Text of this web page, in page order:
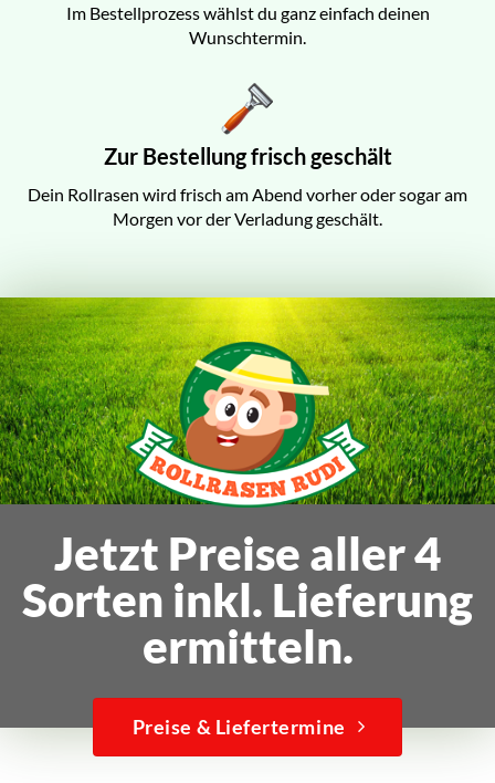
Im Bestellprozess wählst du ganz einfach deinen
Wunschtermin.
Zur Bestellung frisch geschält
Dein Rollrasen wird frisch am Abend vorher oder sogar am
Morgen vor der Verladung geschält.
Jetzt Preise aller 4
Sorten inkl. Lieferung
ermitteln.
Preise & Liefertermine